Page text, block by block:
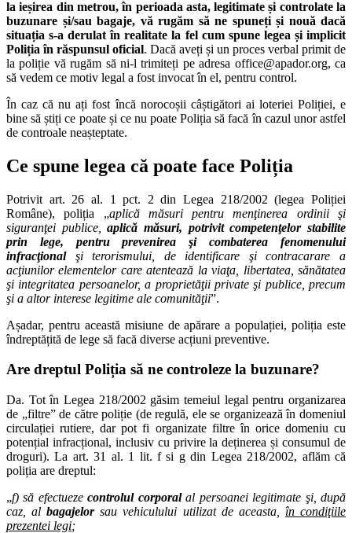
la ieșirea din metrou, în perioada asta, legitimate și controlate la
buzunare și/sau bagaje, vă rugăm să ne spuneți și nouă dacă
situația s-a derulat în realitate la fel cum spune legea și implicit
Poliția în răspunsul oficial. Dacă aveți și un proces verbal primit de
la poliție vă rugăm să ni-l trimiteți pe adresa office@apador.org, ca
să vedem ce motiv legal a fost invocat în el, pentru control.
În caz că nu ați fost încă norocoșii câștigători ai loteriei Poliției, e
bine să știți ce poate și ce nu poate Poliția să facă în cazul unor astfel
de controale neașteptate.
Ce spune legea că poate face Poliția
Potrivit art. 26 al. 1 pct. 2 din Legea 218/2002 (legea Poliției
Române), poliția „aplică măsuri pentru menţinerea ordinii şi
siguranţei publice,aplică măsuri, potrivit competenţelor stabilite
prin lege, pentru prevenirea şi combaterea fenomenului
infracţionalşi terorismului, de identificare şi contracarare a
acţiunilor elementelor care atentează la viaţa, libertatea, sănătatea
şi integritatea persoanelor, a proprietăţii private şi publice, precum
şi a altor interese legitime ale comunităţii”.
Așadar, pentru această misiune de apărare a populației, poliția este
îndreptățită de lege să facă diverse acțiuni preventive.
Are dreptul Poliția să ne controleze la buzunare?
Da. Tot în Legea 218/2002 găsim temeiul legal pentru organizarea
de „filtre” de către poliție (de regulă, ele se organizează în domeniul
circulației rutiere, dar pot fi organizate filtre în orice domeniu cu
potențial infracțional, inclusiv cu privire la deținerea și consumul de
droguri). La art. 31 al. 1 lit. f si g din Legea 218/2002, aflăm că
poliția are dreptul:
„f) să efectuezecontrolul corporalal persoanei legitimate şi, după
caz, albagajelorsau vehiculului utilizat de aceasta, în condiţiile
prezentei legi;